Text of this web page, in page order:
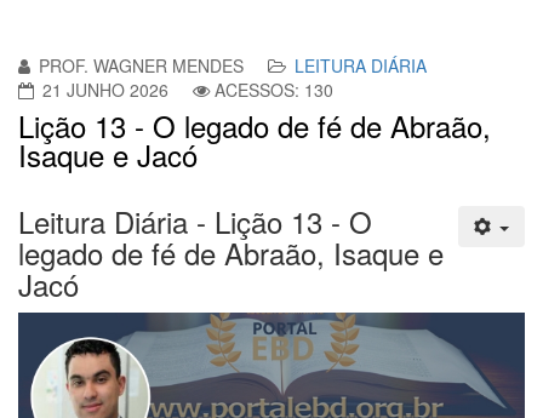
PROF. WAGNER MENDES
LEITURA DIÁRIA
21 JUNHO 2026
ACESSOS: 130
Lição 13 - O legado de fé de Abraão,
Isaque e Jacó
Leitura Diária - Lição 13 - O
legado de fé de Abraão, Isaque e
Jacó